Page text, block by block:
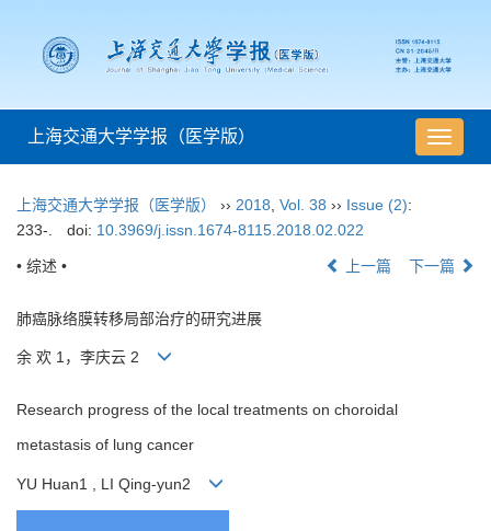
导
航
上海交通大学学报（医学版）
上海交通大学学报（医学版） ›› 2018 Vol. 38 ›› Issue (2):
233-.
doi: 10.3969/j.issn.1674-8115.2018.02.022
• 综述 • 上一篇 下一篇
肺癌脉络膜转移局部治疗的研究进展
余 欢 1，李庆云 2
Research progress of the local treatments on choroidal
metastasis of lung cancer
YU Huan1 , LI Qing-yun2